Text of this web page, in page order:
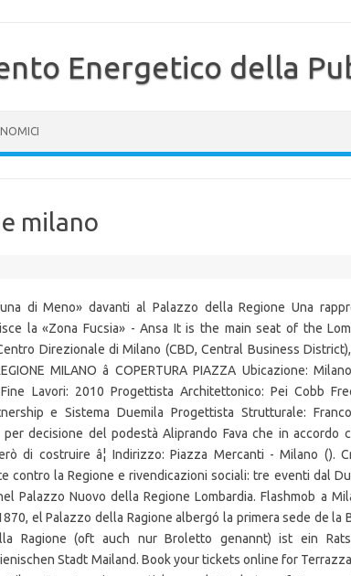
Energetico della
milano
di Meno» davanti al Palazzo della Regione Una
la «Zona Fucsia» - Ansa It is the main seat of the
Direzionale di Milano (CBD, Central Business
MILANO â COPERTURA PIAZZA Ubicazione:
Lavori: 2010 Progettista Architettonico: Pei Cobb
e Sistema Duemila Progettista Strutturale:
decisione del podestà Aliprando Fava che in accordo
di costruire â¦ Indirizzo: Piazza Mercanti - Milano ().
contro la Regione e rivendicazioni sociali: tre eventi dal
Palazzo Nuovo della Regione Lombardia. Flashmob a
el Palazzo della Ragione albergó la primera sede de la
Ragione (oft auch nur Broletto genannt) ist ein
Stadt Mailand. Book your tickets online for